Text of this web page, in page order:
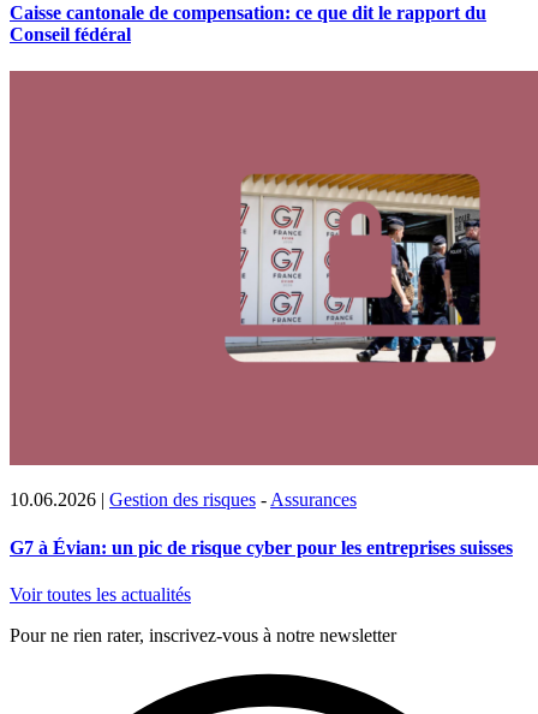
Caisse cantonale de compensation: ce que dit le rapport du
Conseil fédéral
10.06.2026 | Gestion des risques - Assurances
G7 à Évian: un pic de risque cyber pour les entreprises suisses
Voir toutes les actualités
Pour ne rien rater, inscrivez-vous à notre newsletter